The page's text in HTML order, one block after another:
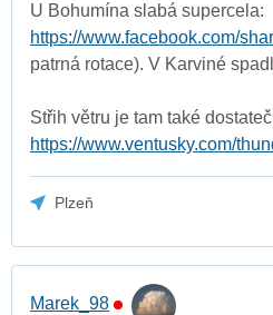
U Bohumína slabá supercela:
https://www.facebook.com/
patrná rotace). V Karviné
Střih větru je tam také
https://www.ventusky.com/
Plzeň
Marek_98